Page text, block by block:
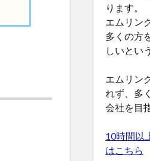
ります。
エムリン
多くの方
しいとい
エムリン
れず、多
会社を目
10時間以
はこちら